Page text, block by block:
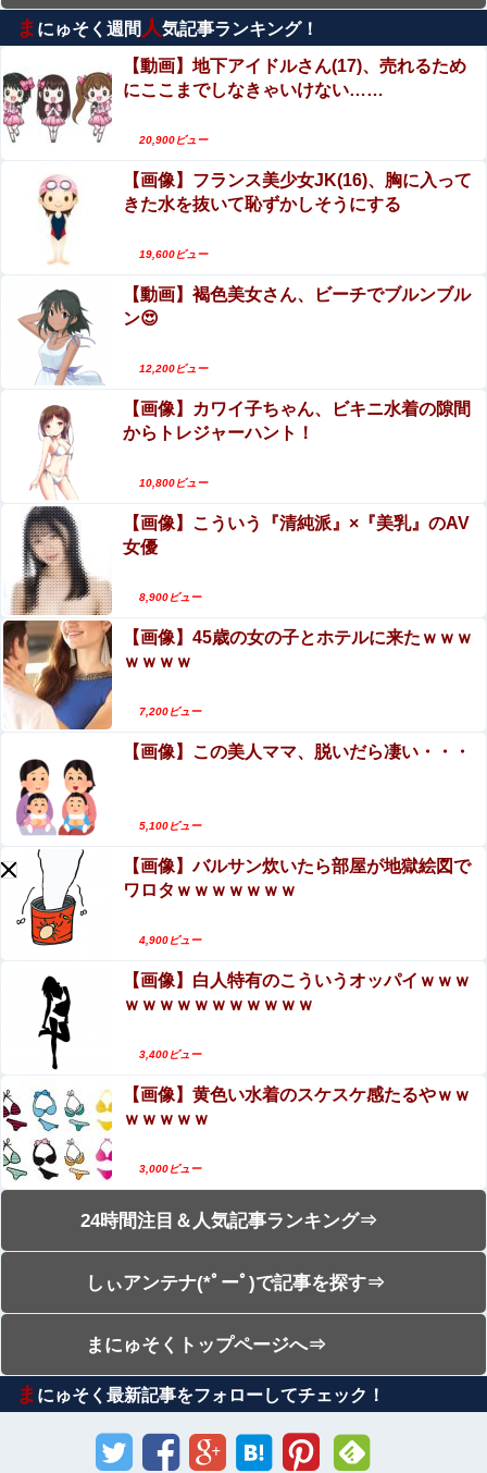
【最上あい刺殺事件】「痛い、やめて…」法廷で公開され
た音声…明らかになった犯行の一部始終
「コンビニ、馬鹿にすんなよ」→あのオーナー夫婦、不起
訴ｗｗｗｗｗｗｗｗｗ
【画像】旅人女子「夜景を撮りたかっただけなのに、故郷
の村が燃やされたみたいになった」←26万ｲｲﾈｗｗｗｗ
【祝砲】大人気ウマ娘声優、一般男性と結婚するｗｗｗｗ
ｗｗｗ
【中国】 高さ288メートルのエレベーターで学校に通う雲
南省の山地の子供たち 通学時間 3時間→30分に短縮
【超！閲覧注意】世界一危険な村、ガチで常軌を逸し
ていると話題に（動画あり）
【エ□漫画】 学校で一番人気で憧れの清楚美人先輩JKに何
故か突然エ□動画撮影の竿役を頼まれて…！？
Powered by livedoor 相互RSS
エロ漫画『改変おじさん』をrawやhitomiを使わず
に無料で読む方法│スタジオサウスポー
【話題】河内長野市で警官が包丁男に発砲したシ
ーンのモザ無し映像が公開される。
なエロおっぱい最高！
す。逮捕しろやｗｗｗ
秋元真夏、ノーブラノーパンを披露ｗｗタオル1枚
で隠す姿がほぼAV女優・・
エロ漫画『ネガティブちっぱいサキュバスが来
た』をrawやhitomiを使わずに無料で読む方法│蟹
ま にゅそく週間 人気記事ランキング！
【動画】地下アイドルさん(17)、売れるため
にここまでしなきゃいけない……
20,900ビュー
【画像】フランス美少女JK(16)、胸に入って
きた水を抜いて恥ずかしそうにする
19,600ビュー
【動画】褐色美女さん、ビーチでブルンブル
ン😍
12,200ビュー
【画像】カワイ子ちゃん、ビキニ水着の隙間
からトレジャーハント！
10,800ビュー
【画像】こういう『清純派』×『美乳』のAV
女優
8,900ビュー
【画像】45歳の女の子とホテルに来たｗｗｗ
ｗｗｗｗ
7,200ビュー
【画像】この美人ママ、脱いだら凄い・・・
5,100ビュー
【画像】バルサン炊いたら部屋が地獄絵図で
ワロタｗｗｗｗｗｗｗ
4,900ビュー
【画像】白人特有のこういうオッパイｗｗｗ
ｗｗｗｗｗｗｗｗｗｗｗ
3,400ビュー
【画像】黄色い水着のスケスケ感たるやｗｗ
ｗｗｗｗｗ
3,000ビュー
24時間注目＆人気記事ランキング⇒
しぃアンテナ(*ﾟーﾟ)で記事を探す⇒
まにゅそくトップページへ⇒
ま にゅそく最新記事をフォローしてチェック！
Sponsored Link